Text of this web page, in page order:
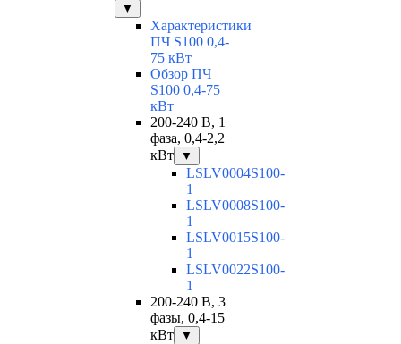
▼
Характеристики
ПЧ S100 0,4-
75 кВт
Обзор ПЧ
S100 0,4-75
кВт
200-240 В, 1
фаза, 0,4-2,2
кВт
▼
LSLV0004S100-
1
LSLV0008S100-
1
LSLV0015S100-
1
LSLV0022S100-
1
200-240 В, 3
фазы, 0,4-15
кВт
▼